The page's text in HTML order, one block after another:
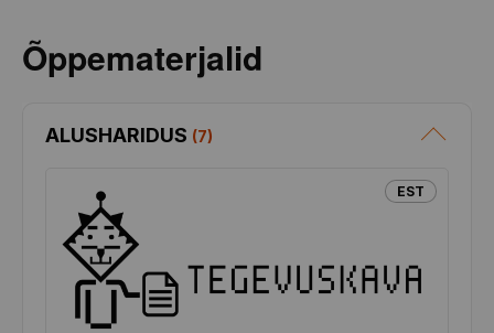
Õppematerjalid
ALUSHARIDUS (7)
EST